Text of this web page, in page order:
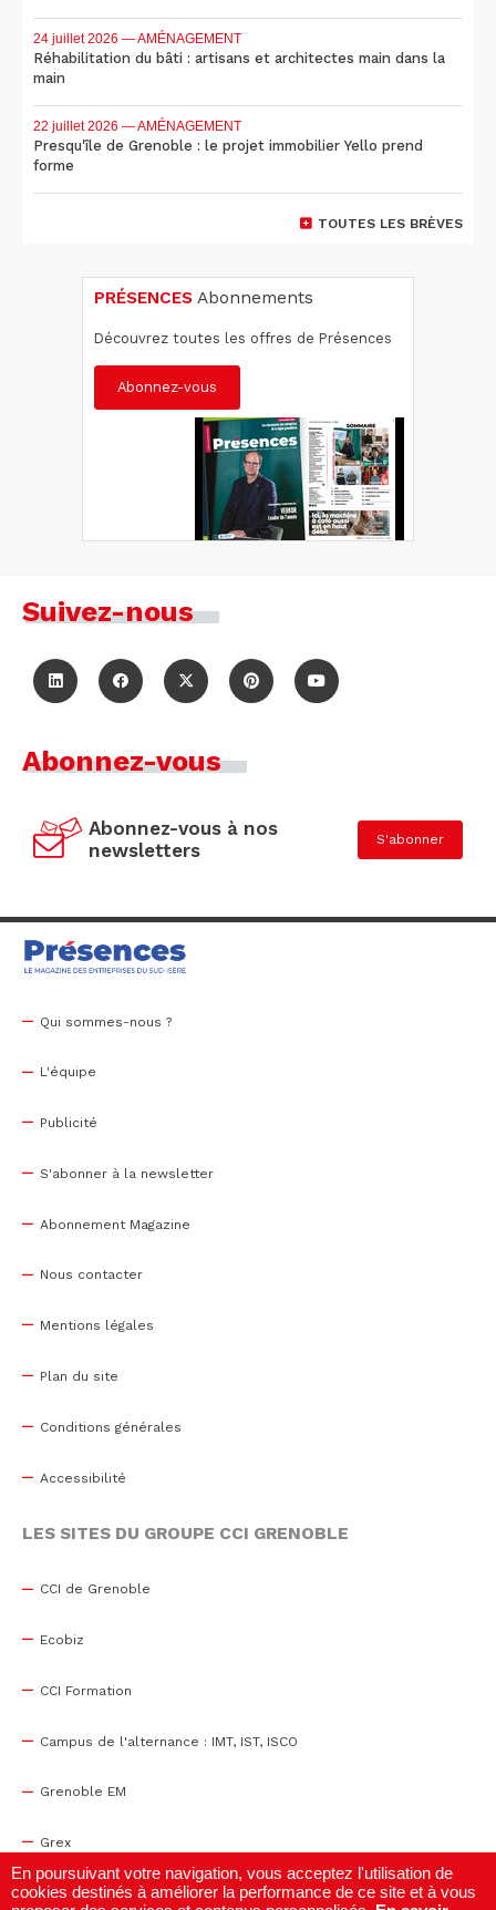
24 juillet 2026 — AMÉNAGEMENT
Réhabilitation du bâti : artisans et architectes main dans la
main
22 juillet 2026 — AMÉNAGEMENT
Presqu'île de Grenoble : le projet immobilier Yello prend
forme
TOUTES LES BRÈVES
PRÉSENCES Abonnements
Découvrez toutes les offres de Présences
Abonnez-vous
Suivez-nous
Abonnez-vous
Abonnez-vous à nos
newsletters
S'abonner
Qui sommes-nous ?
L'équipe
Publicité
S'abonner à la newsletter
Abonnement Magazine
Nous contacter
Mentions légales
Plan du site
Conditions générales
Accessibilité
LES SITES DU GROUPE CCI GRENOBLE
CCI de Grenoble
Ecobiz
CCI Formation
Campus de l'alternance : IMT, IST, ISCO
Grenoble EM
Grex
WTC Grenoble
En poursuivant votre navigation, vous acceptez l'utilisation de
cookies destinés à améliorer la performance de ce site et à vous